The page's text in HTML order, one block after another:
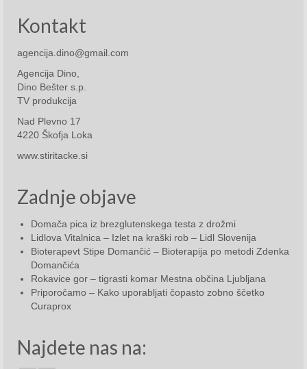
Julij 2016
Avgust 2016
September 2016
Oktober 2016
November 2016
2017
Januar 2017
Februar 2017
Marec 2017
April 2017
Kontakt
agencija.dino@gmail.com
Agencija Dino,
Dino Bešter s.p.
TV produkcija
Nad Plevno 17
4220 Škofja Loka
www.stiritacke.si
Zadnje objave
Domača pica iz brezglutenskega testa z drožmi
Lidlova Vitalnica – Izlet na kraški rob – Lidl Slovenija
Bioterapevt Stipe Domančić – Bioterapija po metodi Zdenka
Domančića
Rokavice gor – tigrasti komar Mestna občina Ljubljana
Priporočamo – Kako uporabljati čopasto zobno ščetko
Curaprox
Najdete nas na: